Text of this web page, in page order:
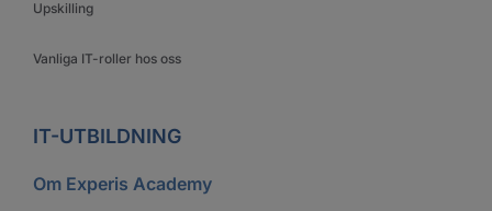
Upskilling
Vanliga IT-roller hos oss
IT-UTBILDNING
Om Experis Academy